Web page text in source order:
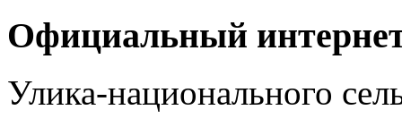
Официальный
Улика-национального